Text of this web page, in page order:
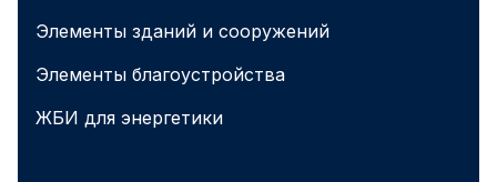
Элементы зданий и сооружений
Элементы благоустройства
ЖБИ для энергетики